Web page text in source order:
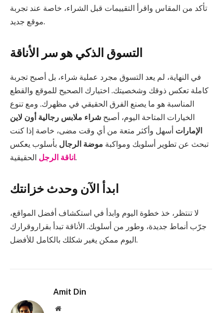
تأكد من المقاس واقرأ التقييمات قبل الشراء، خاصة عند تجربة
موقع جديد.
التسوق الذكي هو سر الأناقة
في النهاية، لم يعد التسوق مجرد عملية شراء، بل أصبح تجربة
كاملة تعكس ذوقك وشخصيتك. اختيارك الصحيح للموقع والقطع
المناسبة هو ما يصنع الفرق الحقيقي في مظهرك. ومع تنوع
الخيارات المتاحة اليوم، أصبح شراء ملابس رجالية أون لاين
الإمارات أسهل وأكثر متعة من أي وقت مضى، خاصة إذا كنت
تبحث عن تطوير أسلوبك ومواكبة موضة الرجال بأسلوب يعكس
اناقة الرجل الحقيقية.
ابدأ الآن وحدث خزانتك
لا تنتظر، خذ خطوة اليوم وابدأ في استكشاف أفضل المواقع،
جرّب أنماط جديدة، وطور من أسلوبك. الأناقة تبدأ بقراروقرارك
اليوم ممكن يغير شكلك بالكامل للأفضل.
Amit Din
Website